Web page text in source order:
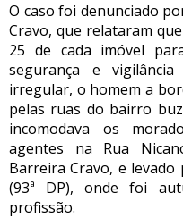
O caso foi denunciado
Cravo, que relataram
25 de cada imóvel
segurança e
irregular, o homem a
pelas ruas do bairro
incomodava os
agentes na Rua
Barreira Cravo, e levado
(93ª DP), onde foi
profissão.